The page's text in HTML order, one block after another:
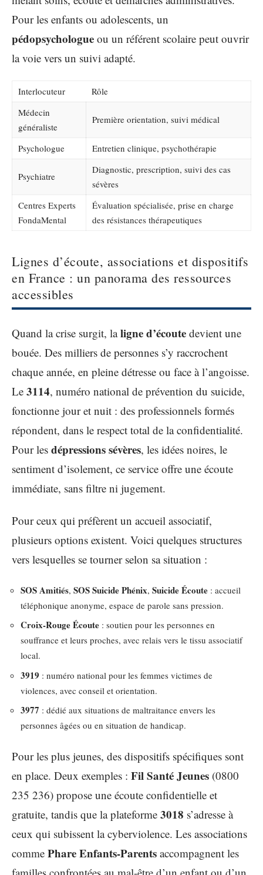
Pour les enfants ou adolescents, un
pédopsychologue ou un référent scolaire peut ouvrir
la voie vers un suivi adapté.
Interlocuteur
Rôle
Médecin
généraliste
Première orientation, suivi médical
Psychologue Entretien clinique, psychothérapie
Psychiatre
Diagnostic, prescription, suivi des cas
sévères
Centres Experts
FondaMental
Évaluation spécialisée, prise en charge
des résistances thérapeutiques
Lignes d’écoute, associations et dispositifs
en France : un panorama des ressources
accessibles
Quand la crise surgit, laligne d’écoute devient une
bouée. Des milliers de personnes s’y raccrochent
chaque année, en pleine détresse ou face à l’angoisse.
Le 3114, numéro national de prévention du suicide,
fonctionne jour et nuit : des professionnels formés
répondent, dans le respect total de la confidentialité.
Pour les dépressions sévères, les idées noires, le
sentiment d’isolement, ce service offre une écoute
immédiate, sans filtre ni jugement.
Pour ceux qui préfèrent un accueil associatif,
plusieurs options existent. Voici quelques structures
vers lesquelles se tourner selon sa situation :
SOS Amitiés, SOS Suicide Phénix, Suicide Écoute : accueil
téléphonique anonyme, espace de parole sans pression.
Croix-Rouge Écoute : soutien pour les personnes en
souffrance et leurs proches, avec relais vers le tissu associatif
local.
3919 : numéro national pour les femmes victimes de
violences, avec conseil et orientation.
3977 : dédié aux situations de maltraitance envers les
personnes âgées ou en situation de handicap.
Pour les plus jeunes, des dispositifs spécifiques sont
en place. Deux exemples : Fil Santé Jeunes (0800
235 236) propose une écoute confidentielle et
gratuite, tandis que la plateforme 3018 s’adresse à
ceux qui subissent la cyberviolence. Les associations
comme Phare Enfants-Parents accompagnent les
familles confrontées au mal-être d’un enfant ou d’un